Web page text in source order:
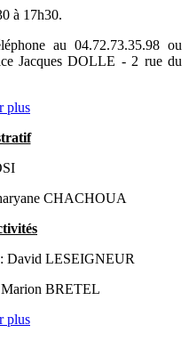
à 17h30.
au 04.72.73.35.98 ou
Jacques DOLLE - 2 rue du
plus
CHACHOUA
: David LESEIGNEUR
Marion BRETEL
plus